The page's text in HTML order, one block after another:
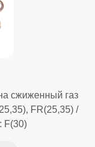
сжиженный газ
FR(25,35) /
F(30)